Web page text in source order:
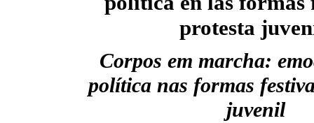
protesta
Corpos em marcha:
política nas formas
juvenil